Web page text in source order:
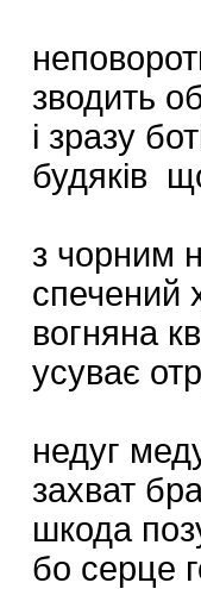
зводить
і зразу
будяків
з чорним
спечений
вогняна
усуває
недуг
захват
шкода
бо серце